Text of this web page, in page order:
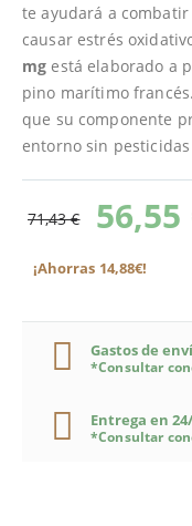
te ayudará a
causar estrés
mg está elaborado a
pino marítimo
que su componente
entorno sin
71,43 € 56,55
¡Ahorras 14,88€!
Gastos de
*Consultar
Entrega en
*Consultar